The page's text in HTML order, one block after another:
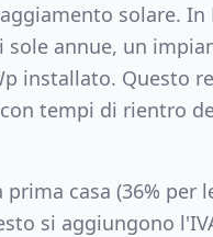
solare. In
sole annue, un
installato. Questo
tempi di rientro
casa (36% per
si aggiungono